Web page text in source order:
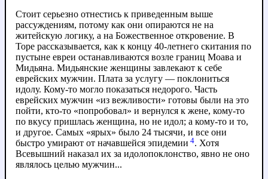
Стоит серьезно отнестись к приведенным выше
рассуждениям, потому как они опираются не на
житейскую логику, а на Божественное откровение. В
Торе рассказывается, как к концу 40-летнего скитания по
пустыне евреи останавливаются возле границ Моава и
Мидьяна. Мидьянские женщины завлекают к себе
еврейских мужчин. Плата за услугу — поклониться
идолу. Кому-то могло показаться недорого. Часть
еврейских мужчин «из вежливости» готовы были на это
пойти, кто-то «попробовал» и вернулся к жене, кому-то
по вкусу пришлась женщина, но не идол; а кому-то и то,
и другое. Самых «ярых» было 24 тысячи, и все они
быстро умирают от начавшейся эпидемии 4. Хотя
Всевышний наказал их за идолопоклонство, явно не оно
являлось целью мужчин...